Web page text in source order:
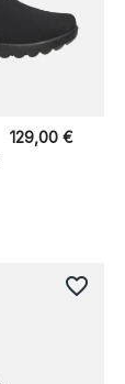
129,00 €
favorite_border